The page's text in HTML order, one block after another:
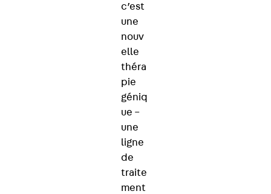
c’est
une
nouv
elle
théra
pie
géniq
ue –
une
ligne
de
traite
ment